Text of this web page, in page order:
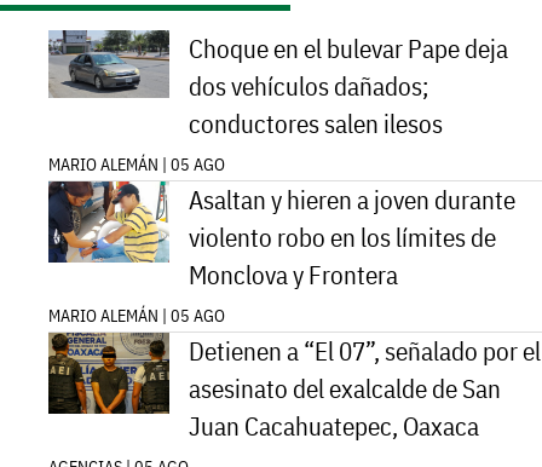
Choque en el bulevar Pape deja
dos vehículos dañados;
conductores salen ilesos
MARIO ALEMÁN | 05 AGO
Asaltan y hieren a joven durante
violento robo en los límites de
Monclova y Frontera
MARIO ALEMÁN | 05 AGO
Detienen a “El 07”, señalado por el
asesinato del exalcalde de San
Juan Cacahuatepec, Oaxaca